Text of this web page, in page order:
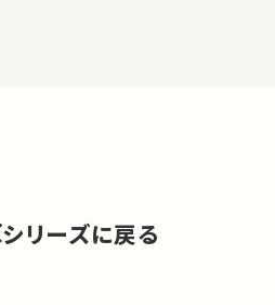
シリーズに戻る